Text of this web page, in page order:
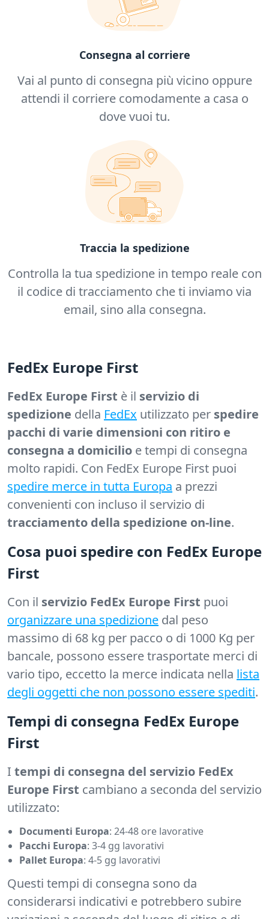
Consegna al corriere
Vai al punto di consegna più vicino oppure
attendi il corriere comodamente a casa o
dove vuoi tu.
Traccia la spedizione
Controlla la tua spedizione in tempo reale con
il codice di tracciamento che ti inviamo via
email, sino alla consegna.
FedEx Europe First
FedEx Europe First è il servizio di
spedizione della FedEx utilizzato per spedire
pacchi di varie dimensioni con ritiro e
consegna a domicilio e tempi di consegna
molto rapidi. Con FedEx Europe First puoi
spedire merce in tutta Europa a prezzi
convenienti con incluso il servizio di
tracciamento della spedizione on-line.
Cosa puoi spedire con FedEx Europe
First
Con il servizio FedEx Europe First puoi
organizzare una spedizione dal peso
massimo di 68 kg per pacco o di 1000 Kg per
bancale, possono essere trasportate merci di
vario tipo, eccetto la merce indicata nella lista
degli oggetti che non possono essere spediti.
Tempi di consegna FedEx Europe
First
I tempi di consegna del servizio FedEx
Europe First cambiano a seconda del servizio
utilizzato:
Documenti Europa: 24-48 ore lavorative
Pacchi Europa: 3-4 gg lavorativi
Pallet Europa: 4-5 gg lavorativi
Questi tempi di consegna sono da
considerarsi indicativi e potrebbero subire